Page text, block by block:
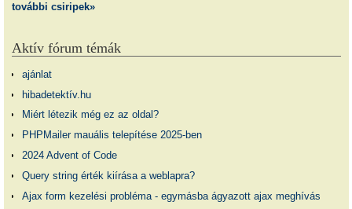
további csiripek»
Aktív fórum témák
ajánlat
hibadetektív.hu
Miért létezik még ez az oldal?
PHPMailer mauális telepítése 2025-ben
2024 Advent of Code
Query string érték kiírása a weblapra?
Ajax form kezelési probléma - egymásba ágyazott ajax meghívás